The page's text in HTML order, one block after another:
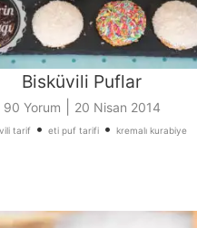
Bisküvili Puflar
90 Yorum 20 Nisan 2014
tarif• eti puf tarifi• kremalı kurabiye